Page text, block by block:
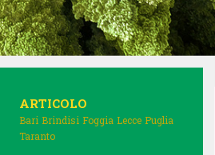
ARTICOLO
Bari Brindisi Foggia Lecce Puglia
Taranto